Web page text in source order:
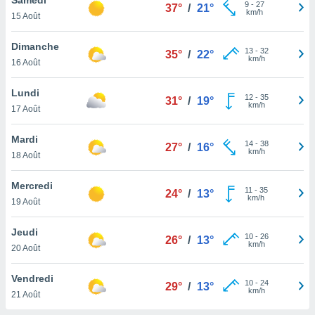
et
»,
au
vous
qu'ils
ou
le
ainsi
un
la
du
15 Août
37° / 21° 9- 27
km/h
Dimanche
16 Août
35° / 22° 13- 32
km/h
Lundi
17 Août
31° / 19° 12- 35
km/h
Mardi
18 Août
27° / 16° 14- 38
km/h
Mercredi
19 Août
24° / 13° 11 - 35
km/h
Jeudi
20 Août
26° / 13° 10- 26
km/h
Vendredi
21 Août
29° / 13° 10- 24
km/h